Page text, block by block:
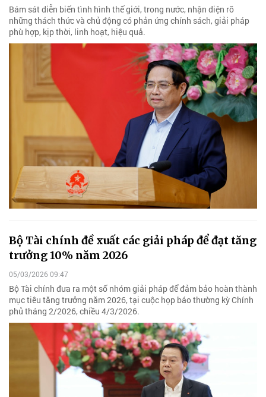
Bám sát diễn biến tình hình thế giới, trong nước, nhận diện rõ
những thách thức và chủ động có phản ứng chính sách, giải pháp
phù hợp, kịp thời, linh hoạt, hiệu quả.
Bộ Tài chính đề xuất các giải pháp để đạt tăng
trưởng 10% năm 2026
05/03/2026 09:47
Bộ Tài chính đưa ra một số nhóm giải pháp để đảm bảo hoàn thành
mục tiêu tăng trưởng năm 2026, tại cuộc họp báo thường kỳ Chính
phủ tháng 2/2026, chiều 4/3/2026.